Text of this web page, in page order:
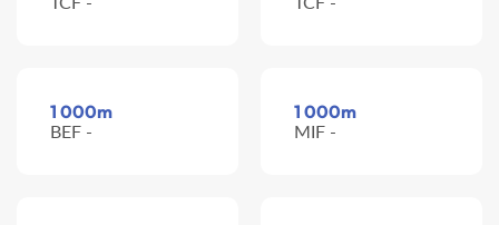
1 000m
BEF -
1 000m
MIF -